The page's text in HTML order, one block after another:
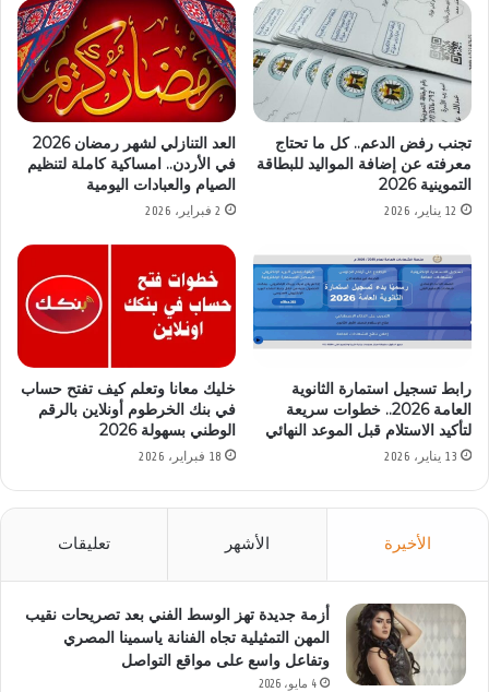
تجنب رفض الدعم.. كل ما تحتاج
معرفته عن إضافة المواليد للبطاقة
التموينية 2026
12 يناير، 2026
العد التنازلي لشهر رمضان 2026
في الأردن.. امساكية كاملة لتنظيم
الصيام والعبادات اليومية
2 فبراير، 2026
رابط تسجيل استمارة الثانوية
العامة 2026.. خطوات سريعة
لتأكيد الاستلام قبل الموعد النهائي
13 يناير، 2026
خليك معانا وتعلم كيف تفتح حساب
في بنك الخرطوم أونلاين بالرقم
الوطني بسهولة 2026
18 فبراير، 2026
الأخيرة الأشهر تعليقات
أزمة جديدة تهز الوسط الفني بعد تصريحات نقيب
المهن التمثيلية تجاه الفنانة ياسمينا المصري
وتفاعل واسع على مواقع التواصل
4 مايو، 2026